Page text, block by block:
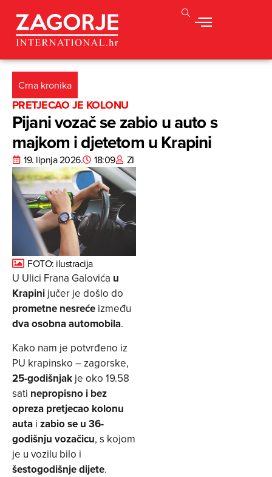
Crna kronika
PRETJECAO JE KOLONU
Pijani vozač se zabio u auto s
majkom i djetetom u Krapini
19. lipnja 2026. 18:09 ZI
FOTO: ilustracija
U Ulici Frana Galovića u
Krapini jučer je došlo do
prometne nesreće između
dva osobna automobila.
Kako nam je potvrđeno iz
PU krapinsko – zagorske,
25-godišnjak je oko 19.58
sati nepropisno i bez
opreza pretjecao kolonu
auta i zabio se u 36-
godišnju vozačicu, s kojom
je u vozilu bilo i
šestogodišnje dijete.